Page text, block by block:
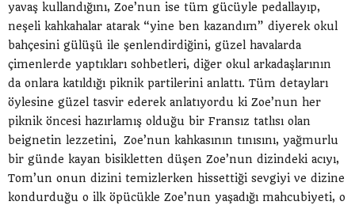
yavaş kullandığını, Zoe’nun ise tüm gücüyle pedallayıp,
neşeli kahkahalar atarak “yine ben kazandım” diyerek okul
bahçesini gülüşü ile şenlendirdiğini, güzel havalarda
çimenlerde yaptıkları sohbetleri, diğer okul arkadaşlarının
da onlara katıldığı piknik partilerini anlattı. Tüm detayları
öylesine güzel tasvir ederek anlatıyordu ki Zoe’nun her
piknik öncesi hazırlamış olduğu bir Fransız tatlısı olan
beignetin lezzetini, Zoe’nun kahkasının tınısını, yağmurlu
bir günde kayan bisikletten düşen Zoe’nun dizindeki acıyı,
Tom’un onun dizini temizlerken hissettiği sevgiyi ve dizine
kondurduğu o ilk öpücükle Zoe’nun yaşadığı mahcubiyeti, o